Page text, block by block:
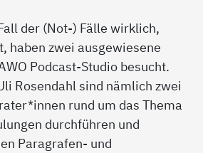
der (Not-) Fälle wirklich,
haben zwei ausgewiesene
Podcast-Studio besucht.
Rosendahl sind nämlich zwei
rund um das Thema
durchführen und
Paragrafen- und